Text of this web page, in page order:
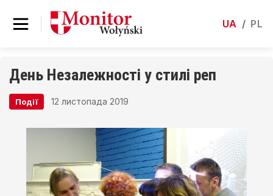
UA / PL
День Незалежності у стилі реп
Події 12 листопада 2019